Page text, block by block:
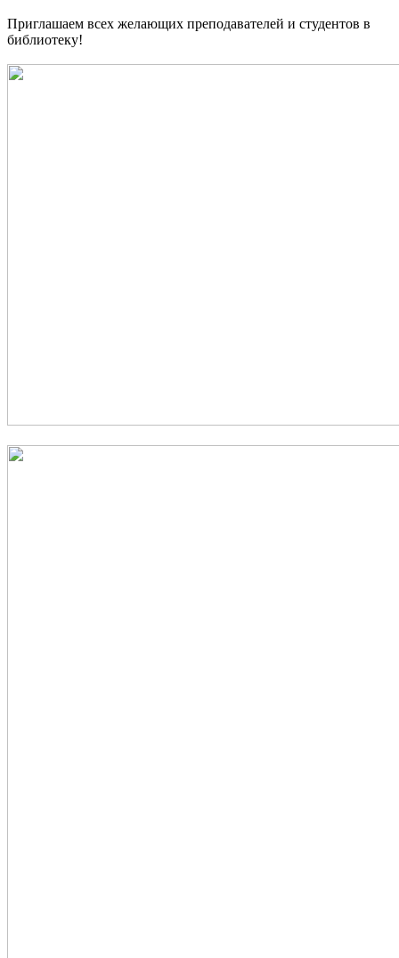
Приглашаем всех желающих преподавателей и студентов в
библиотеку!